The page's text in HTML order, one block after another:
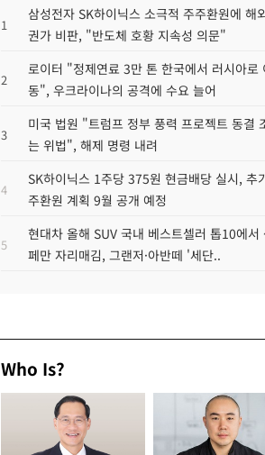
1
삼성전자 SK하이닉스 소극적 주주환원에 해
권가 비판, "반도체 호황 지속성 의문"
2
로이터 "정제연료 3만 톤 한국에서 러시아로
동", 우크라이나의 공격에 수요 늘어
3
미국 법원 "트럼프 정부 풍력 프로젝트 동결
는 위법", 해제 명령 내려
4
SK하이닉스 1주당 375원 현금배당 실시, 추
주환원 계획 9월 공개 예정
5
현대차 올해 SUV 국내 베스트셀러 톱10에서
페만 자리매김, 그랜저·아반떼 '세단..
Who Is?